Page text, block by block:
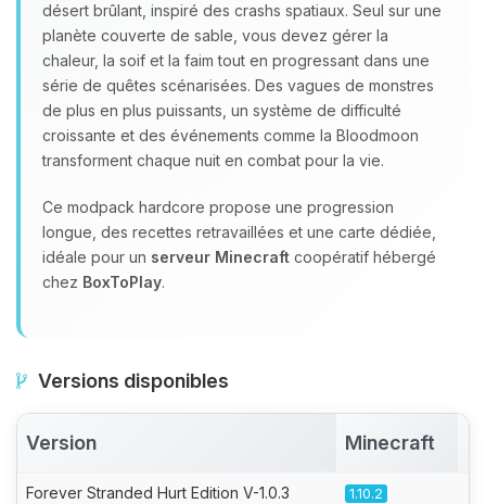
désert brûlant, inspiré des crashs spatiaux. Seul sur une
planète couverte de sable, vous devez gérer la
chaleur, la soif et la faim tout en progressant dans une
série de quêtes scénarisées. Des vagues de monstres
de plus en plus puissants, un système de difficulté
croissante et des événements comme la Bloodmoon
transforment chaque nuit en combat pour la vie.
Ce modpack hardcore propose une progression
longue, des recettes retravaillées et une carte dédiée,
idéale pour un serveur Minecraft coopératif hébergé
chez BoxToPlay.
Versions disponibles
Version Minecraft
Forever Stranded Hurt Edition V-1.0.3 1.10.2